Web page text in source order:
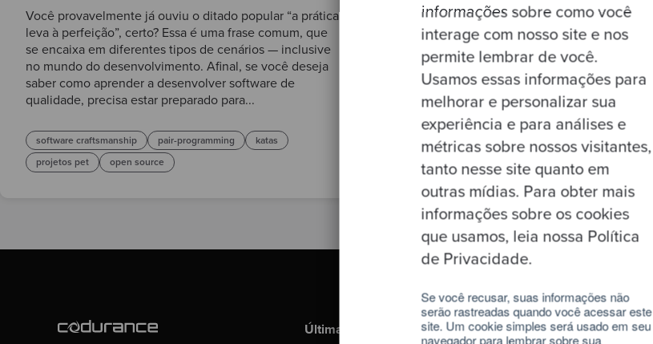
informações sobre como você
interage com nosso site e nos
permite lembrar de você.
Usamos essas informações para
melhorar e personalizar sua
experiência e para análises e
métricas sobre nossos visitantes,
tanto nesse site quanto em
outras mídias. Para obter mais
informações sobre os cookies
que usamos, leia nossa Política
de Privacidade.
Se você recusar, suas informações não
serão rastreadas quando você acessar este
site. Um cookie simples será usado em seu
navegador para lembrar sobre sua
Você provavelmente já ouviu o ditado popular “a prática
leva à perfeição”, certo? Essa é uma frase comum, que
se encaixa em diferentes tipos de cenários — inclusive
no mundo do desenvolvimento. Afinal, se você deseja
saber como aprender a desenvolver software de
qualidade, precisa estar preparado para...
software craftsmanship pair-programming
katas
projetos pet
open source
Últimas publicações Links Úteis